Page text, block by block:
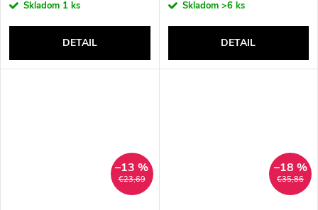
Skladom 1 ks
DETAIL
Skladom >6 ks
DETAIL
€23,69
–13 %
€35,86
–18 %